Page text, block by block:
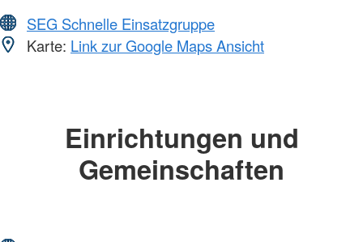
SEG Schnelle Einsatzgruppe
Karte: Link zur Google Maps Ansicht
Einrichtungen und
Gemeinschaften